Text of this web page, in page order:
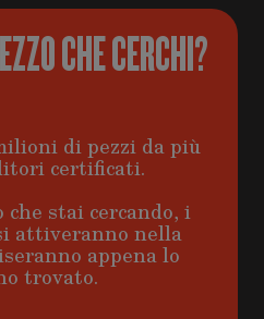
CHE CERCHI?
di pezzi da più
certificati.
che stai cercando, i
attiveranno nella
appena lo
trovato.